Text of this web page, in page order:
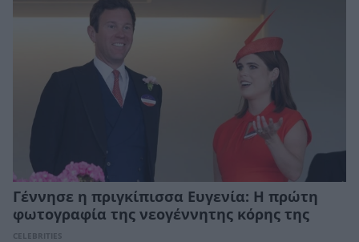
Γέννησε η πριγκίπισσα Ευγενία: Η πρώτη
φωτογραφία της νεογέννητης κόρης της
CELEBRITIES